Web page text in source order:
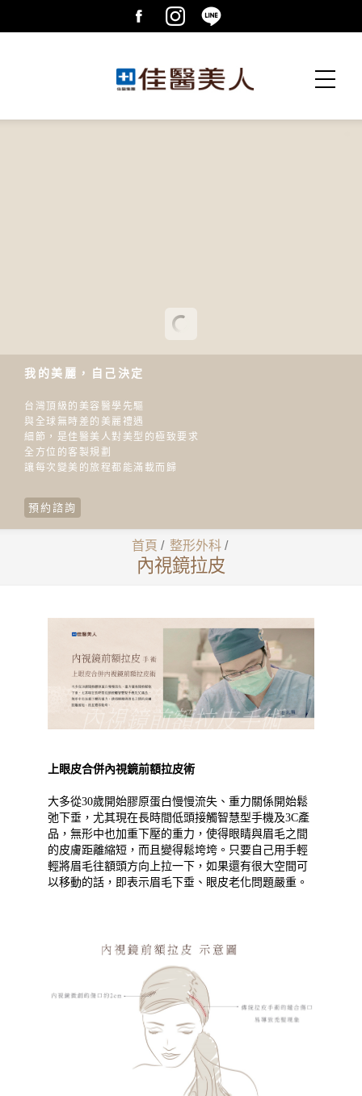
我的美麗，自己決定
台灣頂級的美容醫學先驅
與全球無時差的美麗禮遇
細節，是佳醫美人對美型的極致要求
全方位的客製規劃
讓每次變美的旅程都能滿載而歸
預約諮詢
首頁 / 整形外科/
內視鏡拉皮
上眼皮合併內視鏡前額拉皮術
大多從30歲開始膠原蛋白慢慢流失、重力關係開始鬆
弛下垂，尤其現在長時間低頭接觸智慧型手機及3C產
品，無形中也加重下壓的重力，使得眼睛與眉毛之間
的皮膚距離縮短，而且變得鬆垮垮。只要自己用手輕
輕將眉毛往額頭方向上拉一下，如果還有很大空間可
以移動的話，即表示眉毛下垂、眼皮老化問題嚴重。